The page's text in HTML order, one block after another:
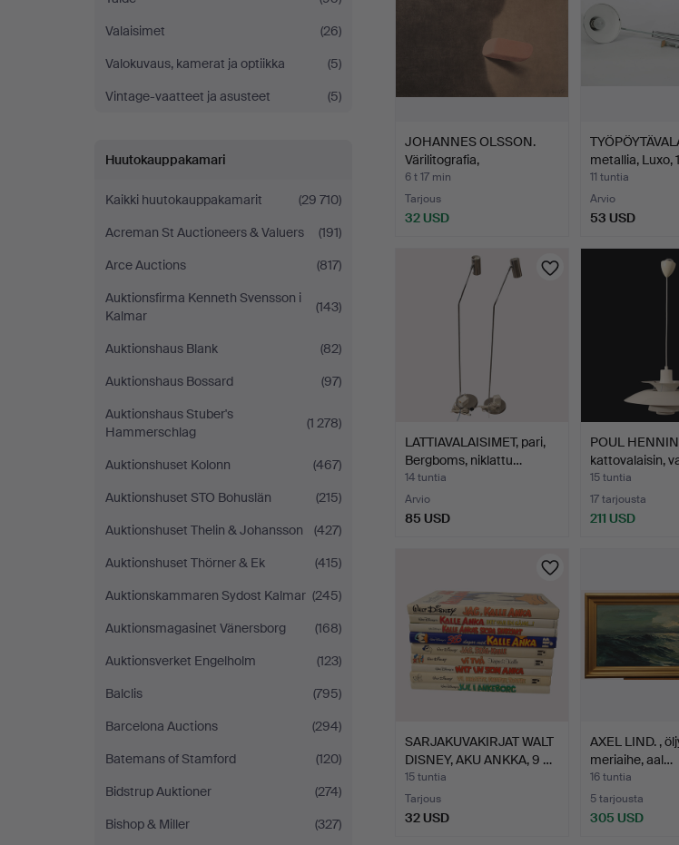
Valaisimet
(26)
Valokuvaus, kamerat ja optiikka
(5)
Vintage-vaatteet ja asusteet
(5)
Huutokauppakamari
Kaikki huutokauppakamarit
(29 710)
Acreman St Auctioneers & Valuers
(191)
Arce Auctions
(817)
Auktionsfirma Kenneth Svensson i
Kalmar
(143)
Auktionshaus Blank
(82)
Auktionshaus Bossard
(97)
Auktionshaus Stuber's
Hammerschlag
(1 278)
Auktionshuset Kolonn
(467)
Auktionshuset STO Bohuslän
(215)
Auktionshuset Thelin & Johansson
(427)
Auktionshuset Thörner & Ek
(415)
Auktionskammaren Sydost Kalmar (245)
Auktionsmagasinet Vänersborg
(168)
Auktionsverket Engelholm
(123)
Balclis
(795)
Barcelona Auctions
(294)
Batemans of Stamford
(120)
Bidstrup Auktioner
(274)
Bishop & Miller
(327)
JOHANNES OLSSON.
Värilitografia,
Suddgummi…
6 t 17 min
Tarjous
32 USD
metallia, Luxo,
11 tuntia
Arvio
53 USD
LATTIAVALAISIMET, pari,
Bergboms, niklattu…
14 tuntia
Arvio
85 USD
POUL
kattovalaisin,
15 tuntia
17 tarjousta
211 USD
SARJAKUVAKIRJAT WALT
DISNEY, AKU ANKKA, 9 …
15 tuntia
Tarjous
32 USD
AXEL LIND. ,
meriaihe, aal…
16 tuntia
5 tarjousta
305 USD